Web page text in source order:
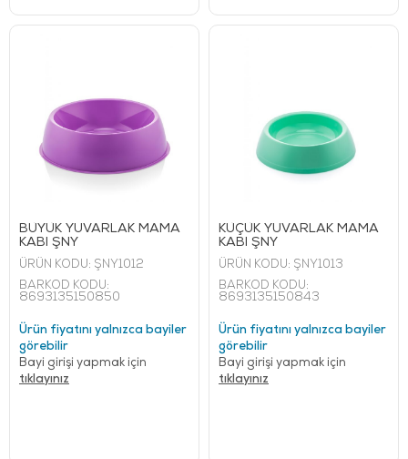
BÜYÜK YUVARLAK MAMA
KABI ŞNY
ÜRÜN KODU: ŞNY1012
BARKOD KODU:
8693135150850
Ürün fiyatını yalnızca bayiler
görebilir
Bayi girişi yapmak için
tıklayınız
KÜÇÜK YUVARLAK MAMA
KABI ŞNY
ÜRÜN KODU: ŞNY1013
BARKOD KODU:
8693135150843
Ürün fiyatını yalnızca bayiler
görebilir
Bayi girişi yapmak için
tıklayınız